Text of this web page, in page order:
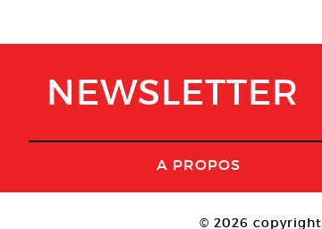
NEWSLETTER
A PROPOS
© 2026 copyright